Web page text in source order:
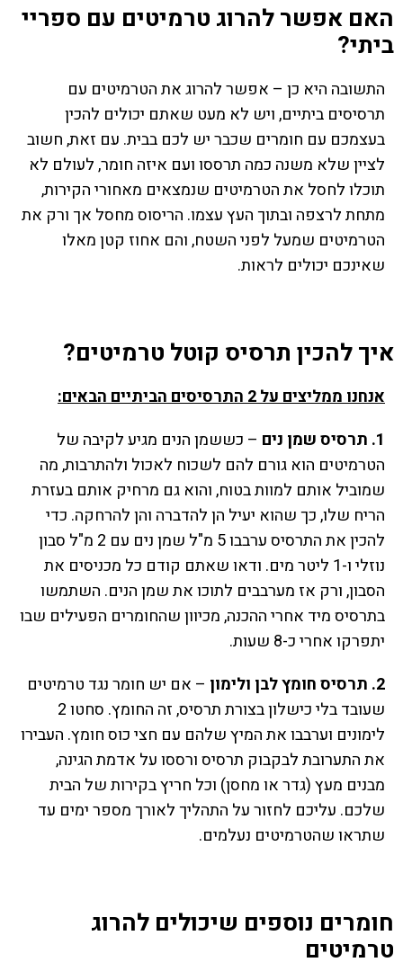
האם אפשר להרוג טרמיטים עם ספריי
ביתי?
התשובה היא כן – אפשר להרוג את הטרמיטים עם
תרסיסים ביתיים, ויש לא מעט שאתם יכולים להכין
בעצמכם עם חומרים שכבר יש לכם בבית. עם זאת, חשוב
לציין שלא משנה כמה תרססו ועם איזה חומר, לעולם לא
תוכלו לחסל את הטרמיטים שנמצאים מאחורי הקירות,
מתחת לרצפה ובתוך העץ עצמו. הריסוס מחסל אך ורק את
הטרמיטים שמעל לפני השטח, והם אחוז קטן מאלו
שאינכם יכולים לראות.
איך להכין תרסיס קוטל טרמיטים?
אנחנו ממליצים על 2 התרסיסים הביתיים הבאים:
1. תרסיס שמן נים
– כששמן הנים מגיע לקיבה של
הטרמיטים הוא גורם להם לשכוח לאכול ולהתרבות, מה
שמוביל אותם למוות בטוח, והוא גם מרחיק אותם בעזרת
הריח שלו, כך שהוא יעיל הן להדברה והן להרחקה. כדי
להכין את התרסיס ערבבו 5 מ"ל שמן נים עם 2 מ"ל סבון
נוזלי ו-1 ליטר מים. ודאו שאתם קודם כל מכניסים את
הסבון, ורק אז מערבבים לתוכו את שמן הנים. השתמשו
בתרסיס מיד אחרי ההכנה, מכיוון שהחומרים הפעילים שבו
יתפרקו אחרי כ-8 שעות.
2. תרסיס חומץ לבן ולימון
– אם יש חומר נגד טרמיטים
שעובד בלי כישלון בצורת תרסיס, זה החומץ. סחטו 2
לימונים וערבבו את המיץ שלהם עם חצי כוס חומץ. העבירו
את התערובת לבקבוק תרסיס ורססו על אדמת הגינה,
מבנים מעץ (גדר או מחסן) וכל חריץ בקירות של הבית
שלכם. עליכם לחזור על התהליך לאורך מספר ימים עד
שתראו שהטרמיטים נעלמים.
חומרים נוספים שיכולים להרוג
טרמיטים